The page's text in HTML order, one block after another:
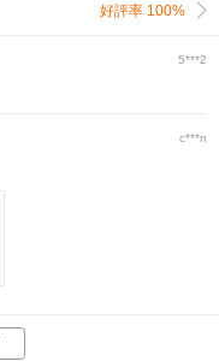
好評率 100%
5***2
c***n